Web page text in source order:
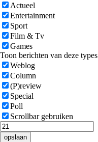
Actueel
Entertainment
Sport
Film & Tv
Games
Toon berichten van deze types
Weblog
Column
(P)review
Special
Poll
Scrollbar gebruiken
opslaan